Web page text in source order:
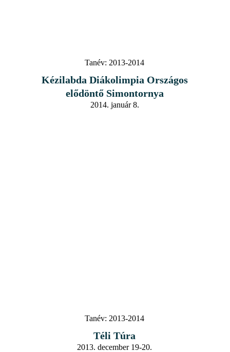
Tanév: 2013-2014
Kézilabda Diákolimpia Országos
elődöntő Simontornya
2014. január 8.
Tanév: 2013-2014
Téli Túra
2013. december 19-20.